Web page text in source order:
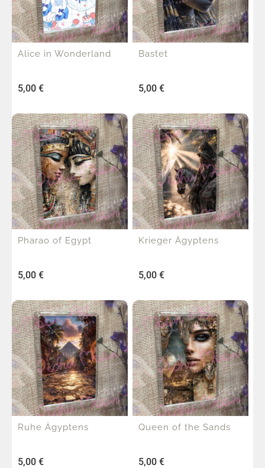
Alice in Wonderland
5,00 €
Bastet
5,00 €
Pharao of Egypt
5,00 €
Krieger Ägyptens
5,00 €
Ruhe Ägyptens
5,00 €
Queen of the Sands
5,00 €